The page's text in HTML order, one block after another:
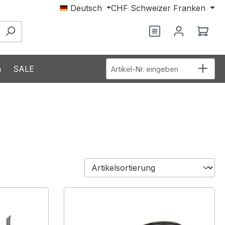
Deutsch CHF Schweizer Franken
Du hast 0
SALE Artikel-Nr. eingeben